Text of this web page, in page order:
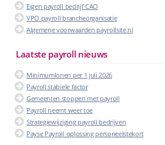
Eigen payroll bedrijf CAO
VPO payroll brancheorganisatie
Algemene voorwaarden payrollsite.nl
Laatste payroll nieuws
Minimumlonen per 1 juli 2026
Payroll stabiele factor
Gemeenten stoppen met payroll
Payroll neemt weer toe
Strategiewijziging payroll bedrijven
Payse Payroll oplossing personeelstekort